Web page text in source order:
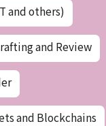
and others)
and Review
and Blockchains